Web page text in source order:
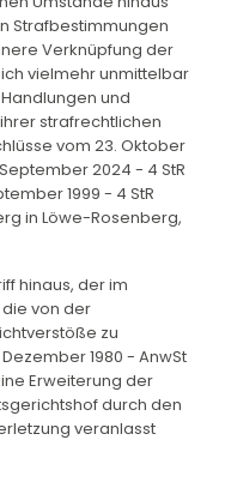
Strafbestimmungen
Verknüpfung der
vielmehr unmittelbar
und
strafrechtlichen
vom 23. Oktober
September 2024 - 4 StR
1999 - 4 StR
in Löwe-Rosenberg,
hinaus, der im
von der
zu
1980 - AnwSt
Erweiterung der
durch den
veranlasst